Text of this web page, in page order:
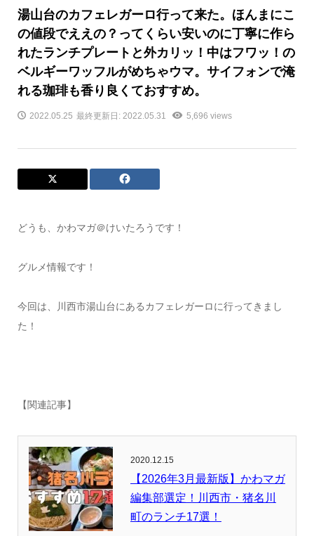
湯山台のカフェレガーロ行って来た。ほんまにこ
の値段でええの？ってくらい安いのに丁寧に作ら
れたランチプレートと外カリッ！中はフワッ！の
ベルギーワッフルがめちゃウマ。サイフォンで淹
れる珈琲も香り良くておすすめ。
2022.05.25 最終更新日: 2022.05.31 5,696 views
どうも、かわマガ＠けいたろうです！
グルメ情報です！
今回は、川西市湯山台にあるカフェレガーロに行ってきまし
た！
【関連記事】
2020.12.15
【2026年3月最新版】かわマガ
編集部選定！川西市・猪名川
町のランチ17選！